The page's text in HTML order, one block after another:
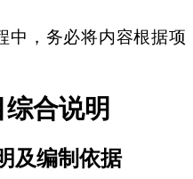
中，务必将内容根据项
合说明
及编制依据